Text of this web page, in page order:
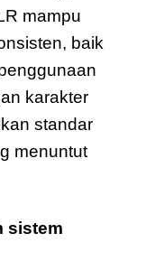
mampu
baik
karakter
standar
menuntut
sistem